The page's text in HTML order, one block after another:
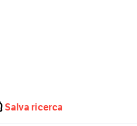
Salva ricerca